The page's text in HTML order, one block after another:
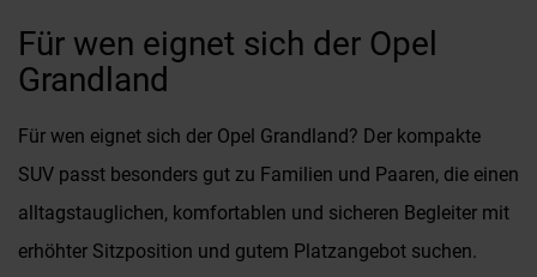
Für wen eignet sich der Opel
Grandland
Für wen eignet sich der Opel Grandland? Der kompakte
SUV passt besonders gut zu Familien und Paaren, die einen
alltagstauglichen, komfortablen und sicheren Begleiter mit
erhöhter Sitzposition und gutem Platzangebot suchen.